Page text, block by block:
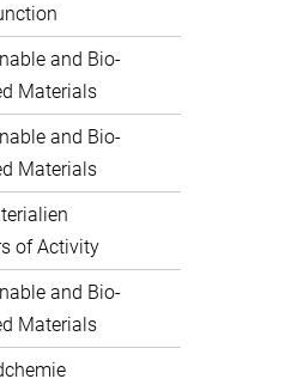
and Bio-
Materials
and Bio-
Materials
of Activity
and Bio-
Materials